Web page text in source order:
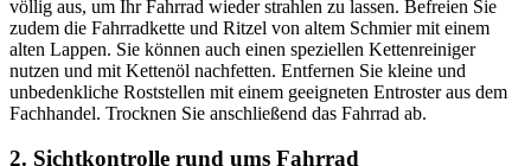
völlig aus, um Ihr Fahrrad wieder strahlen zu lassen. Befreien Sie
zudem die Fahrradkette und Ritzel von altem Schmier mit einem
alten Lappen. Sie können auch einen speziellen Kettenreiniger
nutzen und mit Kettenöl nachfetten. Entfernen Sie kleine und
unbedenkliche Roststellen mit einem geeigneten Entroster aus dem
Fachhandel. Trocknen Sie anschließend das Fahrrad ab.
2. Sichtkontrolle rund ums Fahrrad